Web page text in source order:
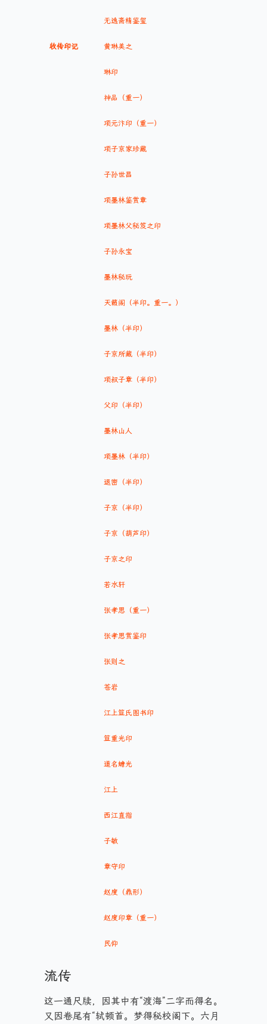
无逸斋精鉴玺
收传印记 黄琳美之
琳印
神品（重一）
项元汴印（重一）
项子京家珍藏
子孙世昌
项墨林鉴赏章
项墨林父秘笈之印
子孙永宝
墨林秘玩
天籁阁（半印。重一。）
墨林（半印）
子京所藏（半印）
项叔子章（半印）
父印（半印）
墨林山人
项墨林（半印）
退密（半印）
子京（半印）
子京（葫芦印）
子京之印
若水轩
张孝思（重一）
张孝思赏鉴印
张则之
苍岩
江上笪氏图书印
笪重光印
道名蟾光
江上
西江直指
子敏
章守印
赵度（鼎形）
赵度印章（重一）
民仰
流传
这一通尺牍，因其中有“渡海”二字而得名。
又因卷尾有“轼顿首。梦得秘校阁下。六月